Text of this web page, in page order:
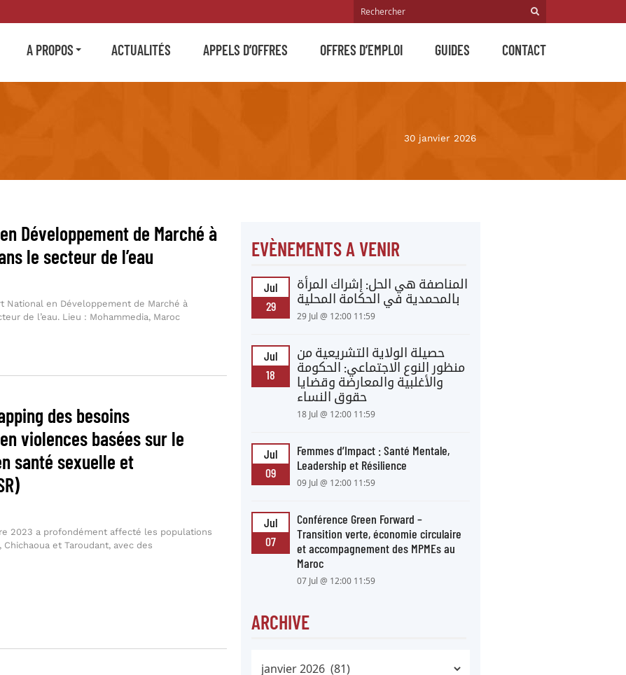
A PROPOS ACTUALITÉS APPELS D’OFFRES OFFRES D’EMPLOI GUIDES CONTACT
30 janvier 2026
Développement de Marché à
le secteur de l’eau
National en Développement de Marché à
de l’eau. Lieu : Mohammedia, Maroc
des besoins
violences basées sur le
santé sexuelle et
2023 a profondément affecté les populations
Chichaoua et Taroudant, avec des
EVÈNEMENTS A VENIR
Jul
29
المناصفة هي الحل: إشراك المرأة
بالمحمدية في الحكامة المحلية
29 Jul @ 12:00 11:59
Jul
18
حصيلة الولاية التشريعية من
منظور النوع الاجتماعي: الحكومة
والأغلبية والمعارضة وقضايا
حقوق النساء
18 Jul @ 12:00 11:59
Jul
09
Femmes d’Impact : Santé Mentale,
Leadership et Résilience
09 Jul @ 12:00 11:59
Jul
07
Conférence Green Forward –
Transition verte, économie circulaire
et accompagnement des MPMEs au
Maroc
07 Jul @ 12:00 11:59
ARCHIVE